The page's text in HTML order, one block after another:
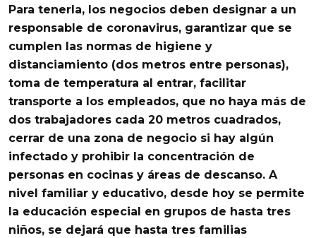
Para tenerla, los negocios deben designar a un
responsable de coronavirus, garantizar que se
cumplen las normas de higiene y
distanciamiento (dos metros entre personas),
toma de temperatura al entrar, facilitar
transporte a los empleados, que no haya más de
dos trabajadores cada 20 metros cuadrados,
cerrar de una zona de negocio si hay algún
infectado y prohibir la concentración de
personas en cocinas y áreas de descanso. A
nivel familiar y educativo, desde hoy se permite
la educación especial en grupos de hasta tres
niños, se dejará que hasta tres familias